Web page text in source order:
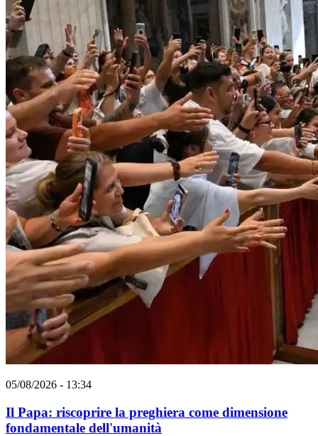
05/08/2026 - 13:34
Il Papa: riscoprire la preghiera come dimensione
fondamentale dell'umanità